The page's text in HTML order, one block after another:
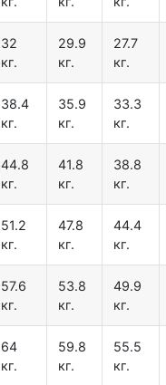
32
кг.
29.9
кг.
27.7
кг.
38.4
кг.
35.9
кг.
33.3
кг.
44.8
кг.
41.8
кг.
38.8
кг.
51.2
кг.
47.8
кг.
44.4
кг.
57.6
кг.
53.8
кг.
49.9
кг.
64
кг.
59.8
кг.
55.5
кг.